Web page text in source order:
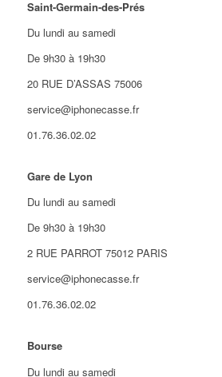
Saint-Germain-des-Prés
Du lundi au samedi
De 9h30 à 19h30
20 RUE D’ASSAS 75006
service@iphonecasse.fr
01.76.36.02.02
Gare de Lyon
Du lundi au samedi
De 9h30 à 19h30
2 RUE PARROT 75012 PARIS
service@iphonecasse.fr
01.76.36.02.02
Bourse
Du lundi au samedi